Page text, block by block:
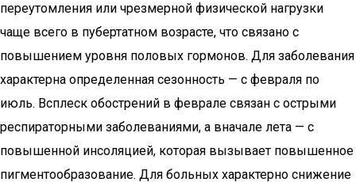
переутомления или чрезмерной физической нагрузки
чаще всего в пубертатном возрасте, что связано с
повышением уровня половых гормонов. Для заболевания
характерна определенная сезонность — с февраля по
июль. Всплеск обострений в феврале связан с острыми
респираторными заболеваниями, а вначале лета — с
повышенной инсоляцией, которая вызывает повышенное
пигментообразование. Для больных характерно снижение